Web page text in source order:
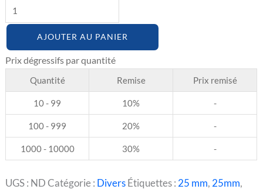
AJOUTER AU PANIER
Quantité Remise Prix remisé
10 - 99 10% -
100 - 999 20% -
1000 - 10000 30% -
UGS : NDCatégorie : DiversÉtiquettes : 25 mm, 25mm,